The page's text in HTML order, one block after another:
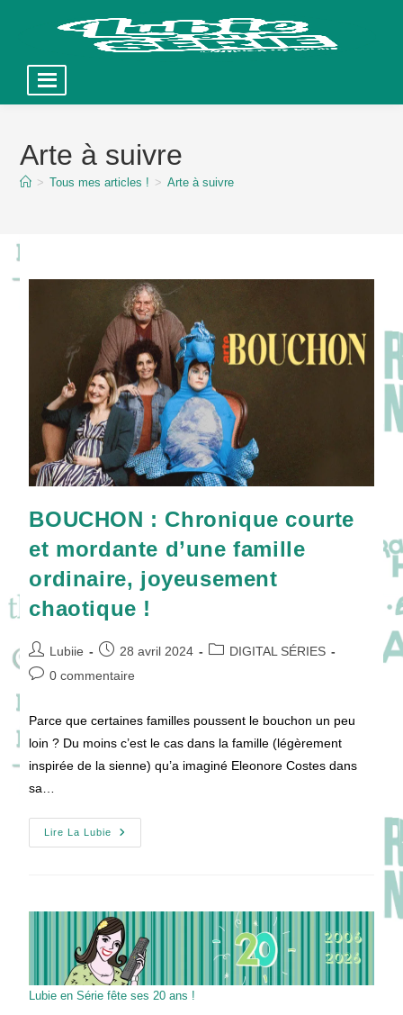
contentArte à suivre
> Tous mes articles ! > Arte à suivre
BOUCHON : Chronique courte
et mordante d’une famille
ordinaire, joyeusement
chaotique !
Auteur/autrice
de
Lubiie
Publication
publiée :
28 avril 2024
PostDIGITAL SÉRIES
Commentaires
publication :
0 commentaire
Parce que certaines familles poussent le bouchon un peu
loin ? Du moins c’est le cas dans la famille (légèrement
inspirée de la sienne) qu’a imaginé Eleonore Costes dans
sa…
Lire La Lubie
BOUCHON
:
D’une
Famille
Ordinaire,
Joyeusement
Chaotique
!
Lubie en Série fête ses 20 ans !